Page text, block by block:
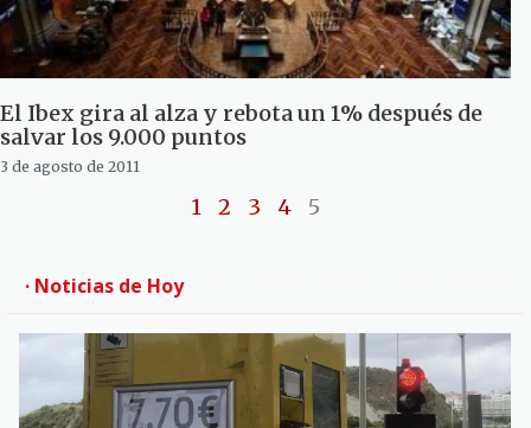
El Ibex gira al alza y rebota un 1% después de
salvar los 9.000 puntos
3 de agosto de 2011
1 2 3 4 5
· Noticias de Hoy